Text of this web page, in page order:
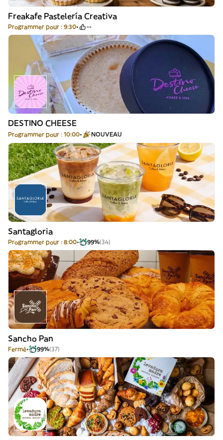
Freakafe Pastelería Creativa
Programmer pour : 9:30 --
DESTINO CHEESE
Programmer pour : 10:00 NOUVEAU
Santagloria
Programmer pour : 8:00 99%(34)
Sancho Pan
Fermé 99%(37)